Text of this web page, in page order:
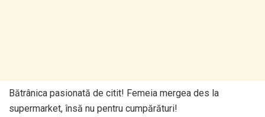
Bătrânica pasionată de citit! Femeia mergea des la
supermarket, însă nu pentru cumpărături!